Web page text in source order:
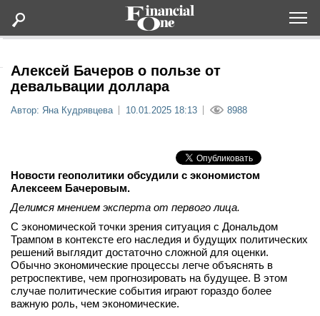
Статьи
Lifestyle
Мероприятия
Новости
Интервью
Алексей Бачеров о пользе от
девальвации доллара
Автор: Яна Кудрявцева 10.01.2025 18:13 8988
Новости геополитики обсудили с экономистом
Алексеем Бачеровым.
Делимся мнением эксперта от первого лица.
С экономической точки зрения ситуация с Дональдом
Трампом в контексте его наследия и будущих политических
решений выглядит достаточно сложной для оценки.
Обычно экономические процессы легче объяснять в
ретроспективе, чем прогнозировать на будущее. В этом
случае политические события играют гораздо более
важную роль, чем экономические.